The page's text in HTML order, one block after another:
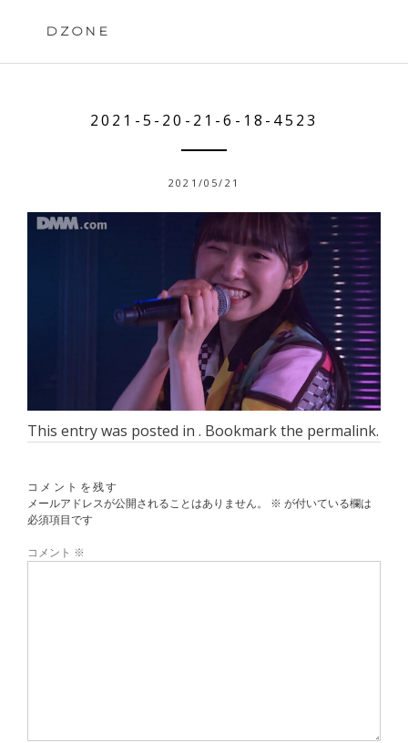
DZONE
2021-5-20-21-6-18-4523
2021/05/21
This entry was posted in . Bookmark the permalink.
コメントを残す
メールアドレスが公開されることはありません。
※ が付いている欄は
必須項目です
コメント ※